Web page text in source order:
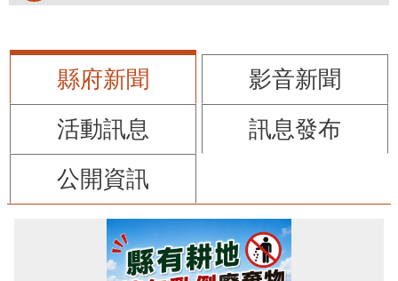
縣府新聞
影音新聞
活動訊息
訊息發布
公開資訊